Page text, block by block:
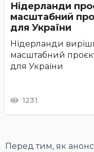
Нідерланди
масштабний
для України
Нідерланди
масштабний
для України
1231
Перед тим, як